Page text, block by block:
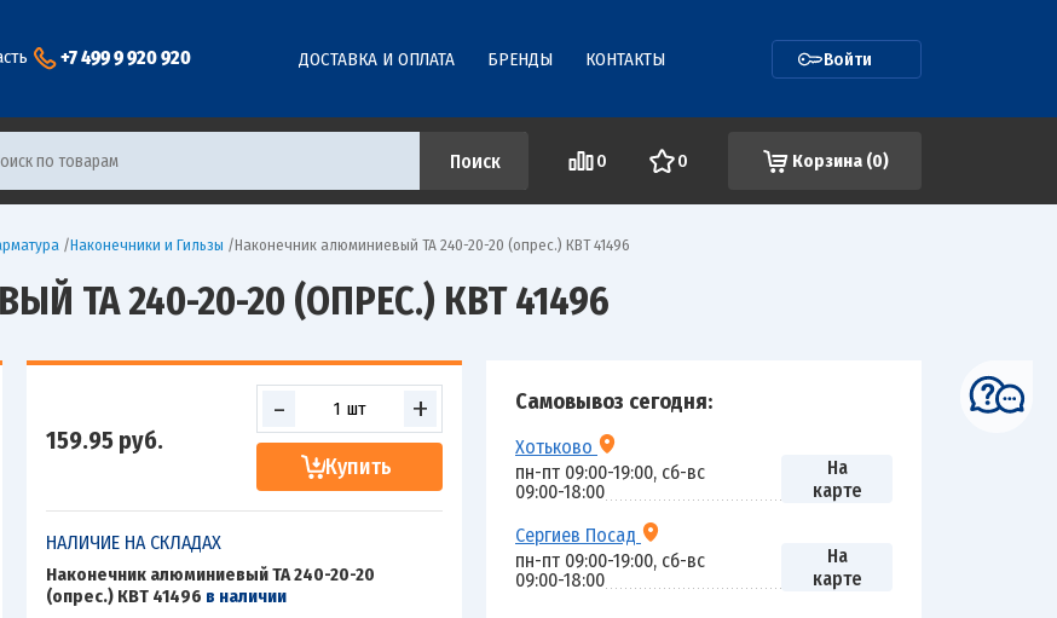
+7 499 9 920 920 ДОСТАВКА И ОПЛАТА БРЕНДЫ КОНТАКТЫ Войти
0 0 Корзина (0)
/Наконечники и Гильзы /Наконечник алюминиевый ТА 240-20-20 (опрес.) КВТ 41496
ТА 240-20-20 (ОПРЕС.) КВТ 41496
159.95 руб.
- +
Купить
НАЛИЧИЕ НА СКЛАДАХ
Наконечник алюминиевый ТА 240-20-20
(опрес.) КВТ 41496 в наличии
Самовывоз сегодня:
Хотьково
пн-пт 09:00-19:00, сб-вс
09:00-18:00
На
карте
Сергиев Посад
пн-пт 09:00-19:00, сб-вс
09:00-18:00
На
карте